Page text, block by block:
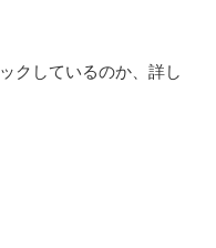
クしているのか、詳し